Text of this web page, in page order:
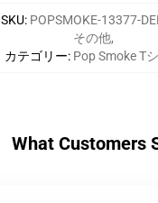
SKU: POPSMOKE-13377-
カテゴリー:
その他,
Pop Smoke T
What Customers